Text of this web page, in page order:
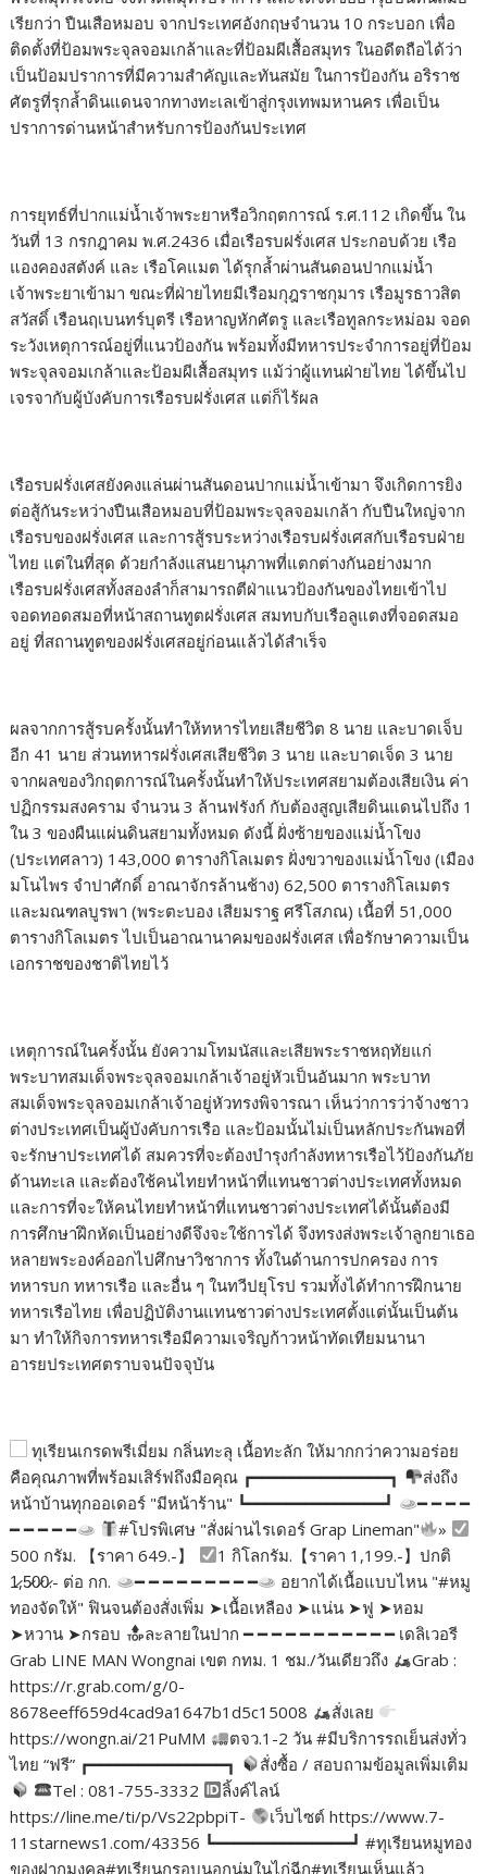
เรียกว่า ปืนเสือหมอบ จากประเทศอังกฤษจำนวน 10 กระบอก เพื่อ
ติดตั้งที่ป้อมพระจุลจอมเกล้าและที่ป้อมผีเสื้อสมุทร ในอดีตถือได้ว่า
เป็นป้อมปราการที่มีความสำคัญและทันสมัย ในการป้องกัน อริราช
ศัตรูที่รุกล้ำดินแดนจากทางทะเลเข้าสู่กรุงเทพมหานคร เพื่อเป็น
ปราการด่านหน้าสำหรับการป้องกันประเทศ
การยุทธ์ที่ปากแม่น้ำเจ้าพระยาหรือวิกฤตการณ์ ร.ศ.112 เกิดขึ้น ใน
วันที่ 13 กรกฎาคม พ.ศ.2436 เมื่อเรือรบฝรั่งเศส ประกอบด้วย เรือ
แองคองสตังค์ และ เรือโคแมต ได้รุกล้ำผ่านสันดอนปากแม่น้ำ
เจ้าพระยาเข้ามา ขณะที่ฝ่ายไทยมีเรือมกุฎราชกุมาร เรือมูรธาวสิต
สวัสดิ์ เรือนฤเบนทร์บุตรี เรือหาญหักศัตรู และเรือทูลกระหม่อม จอด
ระวังเหตุการณ์อยู่ที่แนวป้องกัน พร้อมทั้งมีทหารประจำการอยู่ที่ป้อม
พระจุลจอมเกล้าและป้อมผีเสื้อสมุทร แม้ว่าผู้แทนฝ่ายไทย ได้ขึ้นไป
เจรจากับผู้บังคับการเรือรบฝรั่งเศส แต่ก็ไร้ผล
เรือรบฝรั่งเศสยังคงแล่นผ่านสันดอนปากแม่น้ำเข้ามา จึงเกิดการยิง
ต่อสู้กันระหว่างปืนเสือหมอบที่ป้อมพระจุลจอมเกล้า กับปืนใหญ่จาก
เรือรบของฝรั่งเศส และการสู้รบระหว่างเรือรบฝรั่งเศสกับเรือรบฝ่าย
ไทย แต่ในที่สุด ด้วยกำลังแสนยานุภาพที่แตกต่างกันอย่างมาก
เรือรบฝรั่งเศสทั้งสองลำก็สามารถตีฝ่าแนวป้องกันของไทยเข้าไป
จอดทอดสมอที่หน้าสถานทูตฝรั่งเศส สมทบกับเรือลูแตงที่จอดสมอ
อยู่ ที่สถานทูตของฝรั่งเศสอยู่ก่อนแล้วได้สำเร็จ
ผลจากการสู้รบครั้งนั้นทำให้ทหารไทยเสียชีวิต 8 นาย และบาดเจ็บ
อีก 41 นาย ส่วนทหารฝรั่งเศสเสียชีวิต 3 นาย และบาดเจ็ด 3 นาย
จากผลของวิกฤตการณ์ในครั้งนั้นทำให้ประเทศสยามต้องเสียเงิน ค่า
ปฏิกรรมสงคราม จำนวน 3 ล้านฟรังก์ กับต้องสูญเสียดินแดนไปถึง 1
ใน 3 ของผืนแผ่นดินสยามทั้งหมด ดังนี้ ฝั่งซ้ายของแม่น้ำโขง
(ประเทศลาว) 143,000 ตารางกิโลเมตร ฝั่งขวาของแม่น้ำโขง (เมือง
มโนไพร จำปาศักดิ์ อาณาจักรล้านช้าง) 62,500 ตารางกิโลเมตร
และมณฑลบูรพา (พระตะบอง เสียมราฐ ศรีโสภณ) เนื้อที่ 51,000
ตารางกิโลเมตร ไปเป็นอาณานาคมของฝรั่งเศส เพื่อรักษาความเป็น
เอกราชของชาติไทยไว้
เหตุการณ์ในครั้งนั้น ยังความโทมนัสและเสียพระราชหฤทัยแก่
พระบาทสมเด็จพระจุลจอมเกล้าเจ้าอยู่หัวเป็นอันมาก พระบาท
สมเด็จพระจุลจอมเกล้าเจ้าอยู่หัวทรงพิจารณา เห็นว่าการว่าจ้างชาว
ต่างประเทศเป็นผู้บังคับการเรือ และป้อมนั้นไม่เป็นหลักประกันพอที่
จะรักษาประเทศได้ สมควรที่จะต้องบำรุงกำลังทหารเรือไว้ป้องกันภัย
ด้านทะเล และต้องใช้คนไทยทำหน้าที่แทนชาวต่างประเทศทั้งหมด
และการที่จะให้คนไทยทำหน้าที่แทนชาวต่างประเทศได้นั้นต้องมี
การศึกษาฝึกหัดเป็นอย่างดีจึงจะใช้การได้ จึงทรงส่งพระเจ้าลูกยาเธอ
หลายพระองค์ออกไปศึกษาวิชาการ ทั้งในด้านการปกครอง การ
ทหารบก ทหารเรือ และอื่น ๆ ในทวีปยุโรป รวมทั้งได้ทำการฝึกนาย
ทหารเรือไทย เพื่อปฏิบัติงานแทนชาวต่างประเทศตั้งแต่นั้นเป็นต้น
มา ทำให้กิจการทหารเรือมีความเจริญก้าวหน้าทัดเทียมนานา
อารยประเทศตราบจนปัจจุบัน
ทุเรียนเกรดพรีเมี่ยม กลิ่นทะลุ เนื้อทะลัก ให้มากกว่าความอร่อย
คือคุณภาพที่พร้อมเสิร์ฟถึงมือคุณ ┏━━━━━━━━━━━━━━┓
ส่งถึง
หน้าบ้านทุกออเดอร์ "มีหน้าร้าน" ┗━━━━━━━━━━━━━━┛
━ ━ ━ ━
━ ━ ━ ━ ━
#โปรพิเศษ "สั่งผ่านไรเดอร์ Grap Lineman"
»
500 กรัม. 【ราคา 649.-】
1 กิโลกรัม.【ราคา 1,199.-】ปกติ
1̷,5̷0̷0̷.- ต่อ กก.
━ ━ ━ ━ ━ ━ ━ ━ ━
อยากได้เนื้อแบบไหน "#หมู
ทองจัดให้" ฟินจนต้องสั่งเพิ่ม ➤เนื้อเหลือง ➤แน่น ➤ฟู ➤หอม
➤หวาน ➤กรอบ
ละลายในปาก ━ ━ ━ ━ ━ ━ ━ ━ ━ ━ ━ เดลิเวอรี
Grab LINE MAN Wongnai เขต กทม. 1 ชม./วันเดียวถึง
Grab :
https://r.grab.com/g/0-
8678eeff659d4cad9a1647b1d5c15008
สั่งเลย
https://wongn.ai/21PuMM
ตจว.1-2 วัน #มีบริการรถเย็นส่งทั่ว
ไทย “ฟรี” ┏━━━━━━━━━━━━━━┓
สั่งซื้อ / สอบถามข้อมูลเพิ่มเติม
Tel : 081-755-3332
ลิ้งค์ไลน์
https://line.me/ti/p/Vs22pbpiT-
เว็บไซต์ https://www.7-
11starnews1.com/43356 ┗━━━━━━━━━━━━━━┛ #ทุเรียนหมูทอง
ของฝากมงคล#ทุเรียนกรอบนอกนุ่มในไก่ฉีก#ทุเรียนเห็นแล้ว